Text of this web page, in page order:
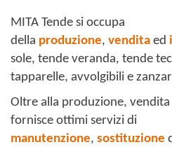
MITA Tende si occupa
della produzione, vendita ed
sole, tende veranda, tende
tapparelle, avvolgibili e
Oltre alla produzione, vendita
fornisce ottimi servizi di
manutenzione, sostituzione